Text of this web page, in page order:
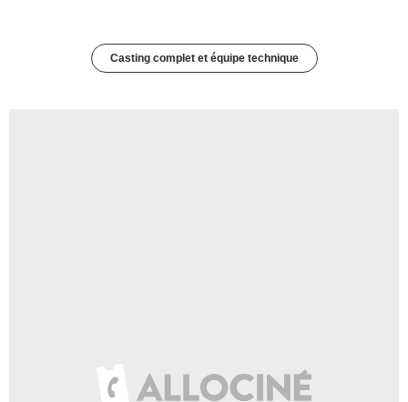
Casting complet et équipe technique